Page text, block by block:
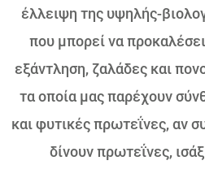
έλλειψη της υψηλής-
που μπορεί να
εξάντληση, ζαλάδες και
τα οποία μας παρέχουν
και φυτικές πρωτεΐνες, αν
δίνουν πρωτεΐνες,